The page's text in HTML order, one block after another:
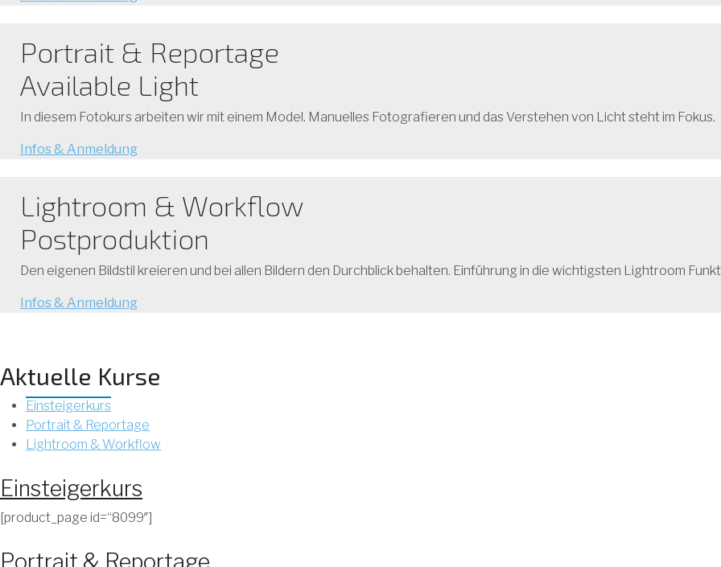
Portrait & Reportage
Available Light
In diesem Fotokurs arbeiten wir mit einem Model. Manuelles Fotografieren und das Verstehen von Licht steht im Fokus.
Infos & Anmeldung
Lightroom & Workflow
Postproduktion
Den eigenen Bildstil kreieren und bei allen Bildern den Durchblick behalten. Einführung in die wichtigsten Lightroom
Infos & Anmeldung
Aktuelle Kurse
Einsteigerkurs
Portrait & Reportage
Lightroom & Workflow
Einsteigerkurs
[product_page id=“8099″]